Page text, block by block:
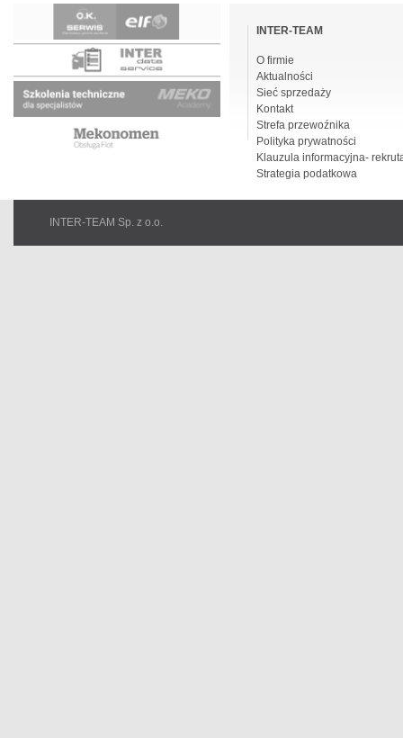
nawigacjeINTER-TEAM
O firmie
Aktualności
Sieć sprzedaży
Kontakt
Strefa przewoźnika
Polityka prywatności
Klauzula informacyjna-
Strategia podatkowa
INTER-TEAM Sp. z o.o.